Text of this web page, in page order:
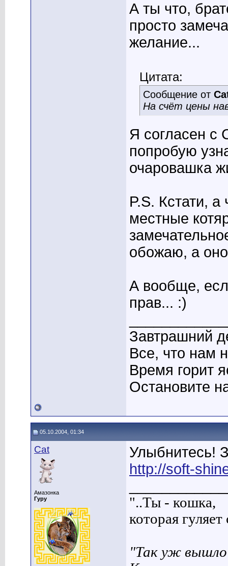
А ты что,
просто
желание...
Цитата:
Сообщение от
На счёт цены
Я согласен с
попробую
очаровашка
P.S. Кстати,
местные
обожаю, а оно
А вообще,
прав... :)
Завтрашний
Все, что нам
Время горит
Остановите
05.10.2004, 01:34
Cat
Амазонка
Гуру
Улыбнитесь!
http://soft-
"..Ты - кошка,
которая
"Так уж вышло